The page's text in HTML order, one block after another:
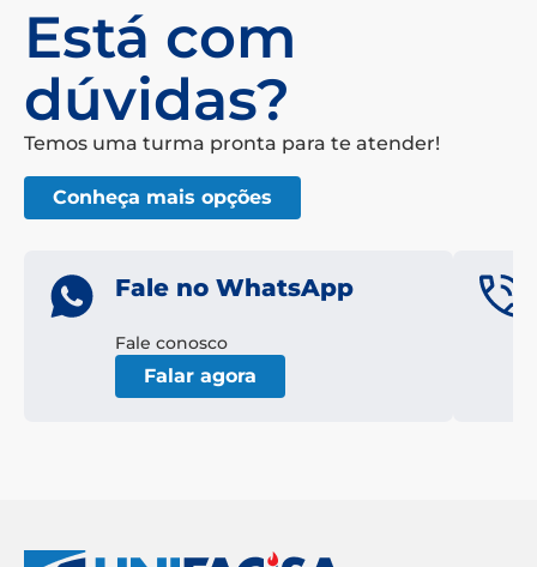
Está com
dúvidas?
Temos uma turma pronta para te atender!
Conheça mais opções
Fale no WhatsApp
Fale conosco
Falar agora